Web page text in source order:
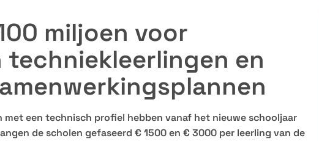
miljoen voor
techniekleerlingen en
met een technisch profiel hebben vanaf het nieuwe schooljaar
de scholen gefaseerd € 1500 en € 3000 per leerling van de